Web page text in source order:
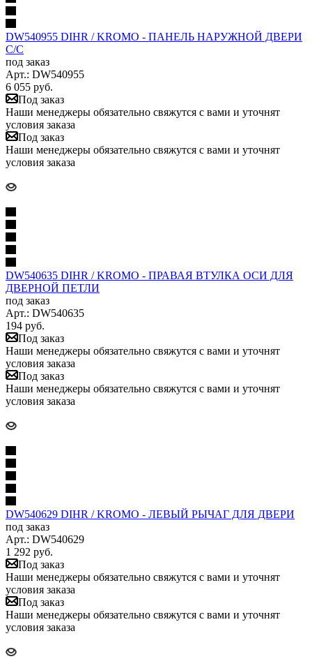
DW540955 DIHR / KROMO - ПАНЕЛЬ НАРУЖНОЙ ДВЕРИ
С/С
под заказ
Арт.: DW540955
6 055 руб.
Под заказ
Наши менеджеры обязательно свяжутся с вами и уточнят
условия заказа
Под заказ
Наши менеджеры обязательно свяжутся с вами и уточнят
условия заказа
DW540635 DIHR / KROMO - ПРАВАЯ ВТУЛКА ОСИ ДЛЯ
ДВЕРНОЙ ПЕТЛИ
под заказ
Арт.: DW540635
194 руб.
Под заказ
Наши менеджеры обязательно свяжутся с вами и уточнят
условия заказа
Под заказ
Наши менеджеры обязательно свяжутся с вами и уточнят
условия заказа
DW540629 DIHR / KROMO - ЛЕВЫЙ РЫЧАГ ДЛЯ ДВЕРИ
под заказ
Арт.: DW540629
1 292 руб.
Под заказ
Наши менеджеры обязательно свяжутся с вами и уточнят
условия заказа
Под заказ
Наши менеджеры обязательно свяжутся с вами и уточнят
условия заказа